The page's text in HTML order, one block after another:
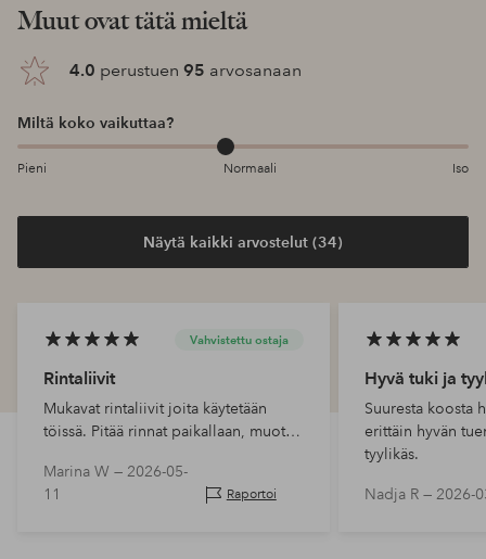
Muut ovat tätä mieltä
4.0 perustuen 95 arvosanaan
Miltä koko vaikuttaa?
Pieni Normaali Iso
Näytä kaikki arvostelut (34)
Vahvistettu ostaja
Rintaliivit
Mukavat rintaliivit joita käytetään
töissä. Pitää rinnat paikallaan, muoto
mukavat olla päällä 15 tuntia.
Marina W — 2026-05-
11
Raportoi
Hyvä tuki ja
Suuresta koosta
erittäin hyvän
tyylikäs.
Nadja R — 2026-